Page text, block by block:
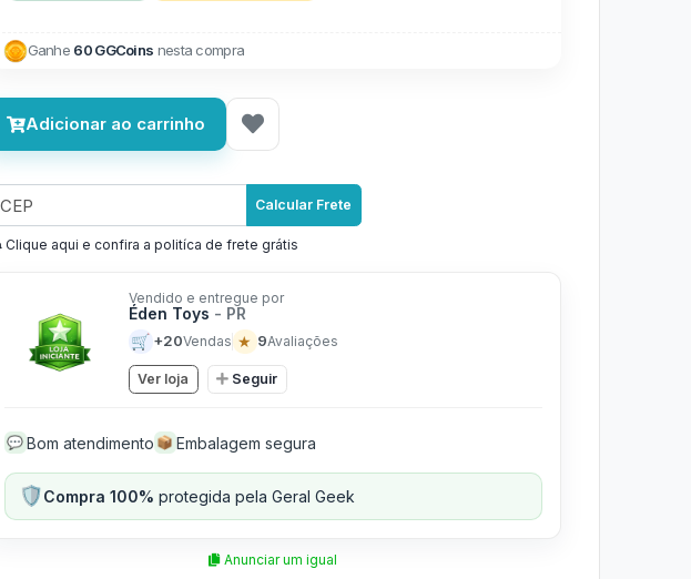
Ganhe 60 GGCoins nesta compra
Adicionar ao carrinho
Calcular Frete
Clique aqui e confira a politíca de frete grátis
Vendido e entregue por
Éden Toys - PR
🛒 +20Vendas ★ 9Avaliações
Ver loja Seguir
💬 Bom atendimento 📦 Embalagem segura
🛡️Compra 100% protegida pela Geral Geek
Anunciar um igual